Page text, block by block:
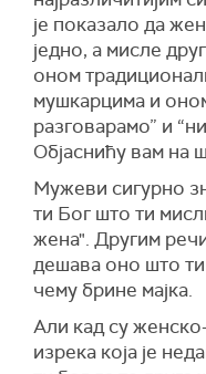
је показало да
једно, а мисле
оном
мушкарцима и
разговарамо” и
Објаснићу вам на
Мужеви сигурно
ти Бог што ти
жена". Другим
дешава оно што
чему брине мајка.
Али кад су
изрека која је